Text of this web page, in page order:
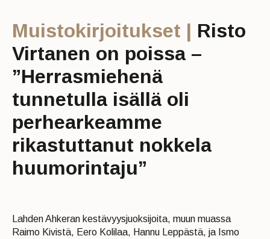
Muistokirjoitukset | Risto
Virtanen on poissa –
”Herrasmiehenä
tunnetulla isällä oli
perhearkeamme
rikastuttanut nokkela
huumorintaju”
Lahden Ahkeran kestävyysjuoksijoita, muun muassa
Raimo Kivistä, Eero Kolilaa, Hannu Leppästä, ja Ismo